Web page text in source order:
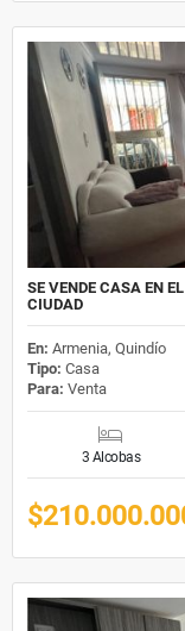
SE VENDE CASA EN
CIUDAD
En: Armenia, Quindío
Tipo: Casa
Para: Venta
3 Alcobas